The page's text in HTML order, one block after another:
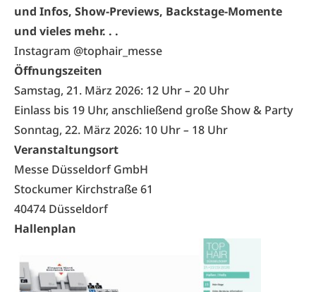
und Infos, Show-Previews, Backstage-Momente
und vieles mehr. . .
Instagram @tophair_messe
Öffnungszeiten
Samstag, 21. März 2026: 12 Uhr– 20 Uhr
Einlass bis 19 Uhr, anschließend große Show & Party
Sonntag, 22. März 2026: 10 Uhr– 18 Uhr
Veranstaltungsort
Messe Düsseldorf GmbH
Stockumer Kirchstraße 61
40474 Düsseldorf
Hallenplan